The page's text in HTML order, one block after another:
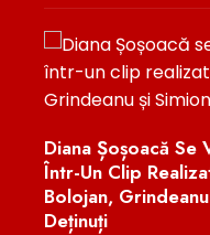
Diana Șoșoacă Se
Într-Un Clip
Bolojan,
Deținuți